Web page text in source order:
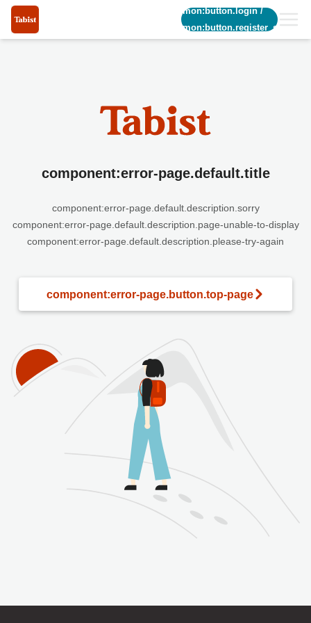
common:button.login/
common:button.register_short
component:error-page.default.title
component:error-page.default.description.sorry
component:error-page.default.description.page-unable-to-display
component:error-page.default.description.please-try-again
component:error-page.button.top-page